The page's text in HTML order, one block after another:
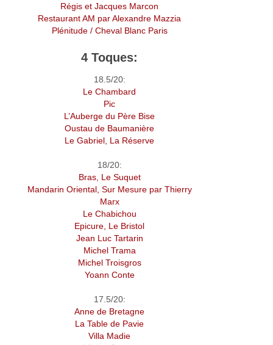
Régis et Jacques Marcon
Restaurant AM par Alexandre Mazzia
Plénitude / Cheval Blanc Paris
4 Toques:
18.5/20:
Le Chambard
Pic
L’Auberge du Père Bise
Oustau de Baumanière
Le Gabriel, La Réserve
18/20:
Bras, Le Suquet
Mandarin Oriental, Sur Mesure par Thierry
Marx
Le Chabichou
Epicure, Le Bristol
Jean Luc Tartarin
Michel Trama
Michel Troisgros
Yoann Conte
17.5/20:
Anne de Bretagne
La Table de Pavie
Villa Madie